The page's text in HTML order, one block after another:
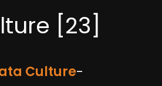
[23]
Culture-